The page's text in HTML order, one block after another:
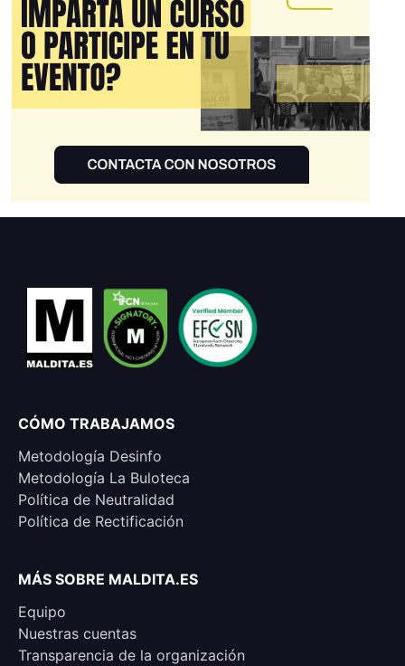
CÓMO TRABAJAMOS
Metodología Desinfo
Metodología La Buloteca
Política de Neutralidad
Política de Rectificación
MÁS SOBRE MALDITA.ES
Equipo
Nuestras cuentas
Transparencia de la organización